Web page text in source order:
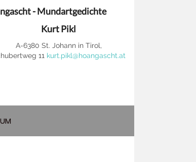
- Mundartgedichte
Kurt Pikl
A-6380 St. Johann in Tirol,
11 kurt.pikl@hoangascht.at